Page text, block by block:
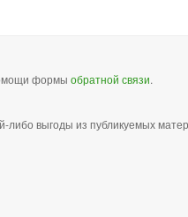
формы обратной связи.
либо выгоды из публикуемых